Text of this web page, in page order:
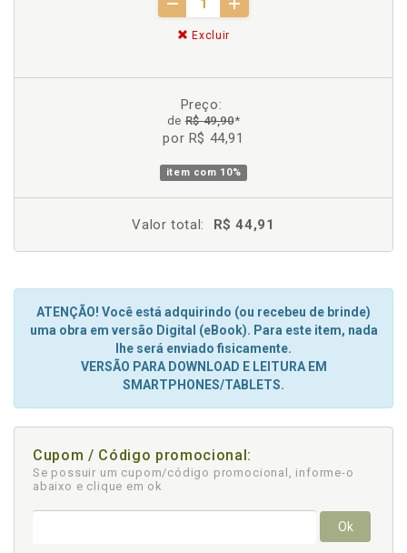
Excluir
Preço:
deR$ 49,90*
por R$ 44,91
item com 10%
Valor total: R$ 44,91
ATENÇÃO! Você está adquirindo (ou recebeu de brinde)
uma obra em versão Digital (eBook). Para este item, nada
lhe será enviado fisicamente.
VERSÃO PARA DOWNLOAD E LEITURA EM
SMARTPHONES/TABLETS.
Cupom / Código promocional:
Se possuir um cupom/código promocional, informe-o
abaixo e clique em ok
Ok